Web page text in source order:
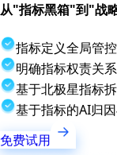
从"指标黑箱"到"战
指标定义全局管
明确指标权责关
基于北极星指标
基于指标的AI归
免费试用